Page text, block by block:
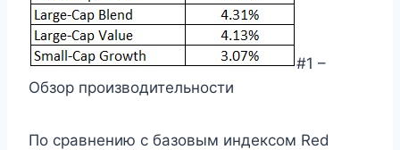
#1 –
Обзор производительности
По сравнению с базовым индексом Red